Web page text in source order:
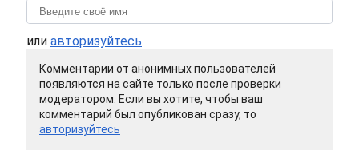
или авторизуйтесь
Комментарии от анонимных пользователей
появляются на сайте только после проверки
модератором. Если вы хотите, чтобы ваш
комментарий был опубликован сразу, то
авторизуйтесь